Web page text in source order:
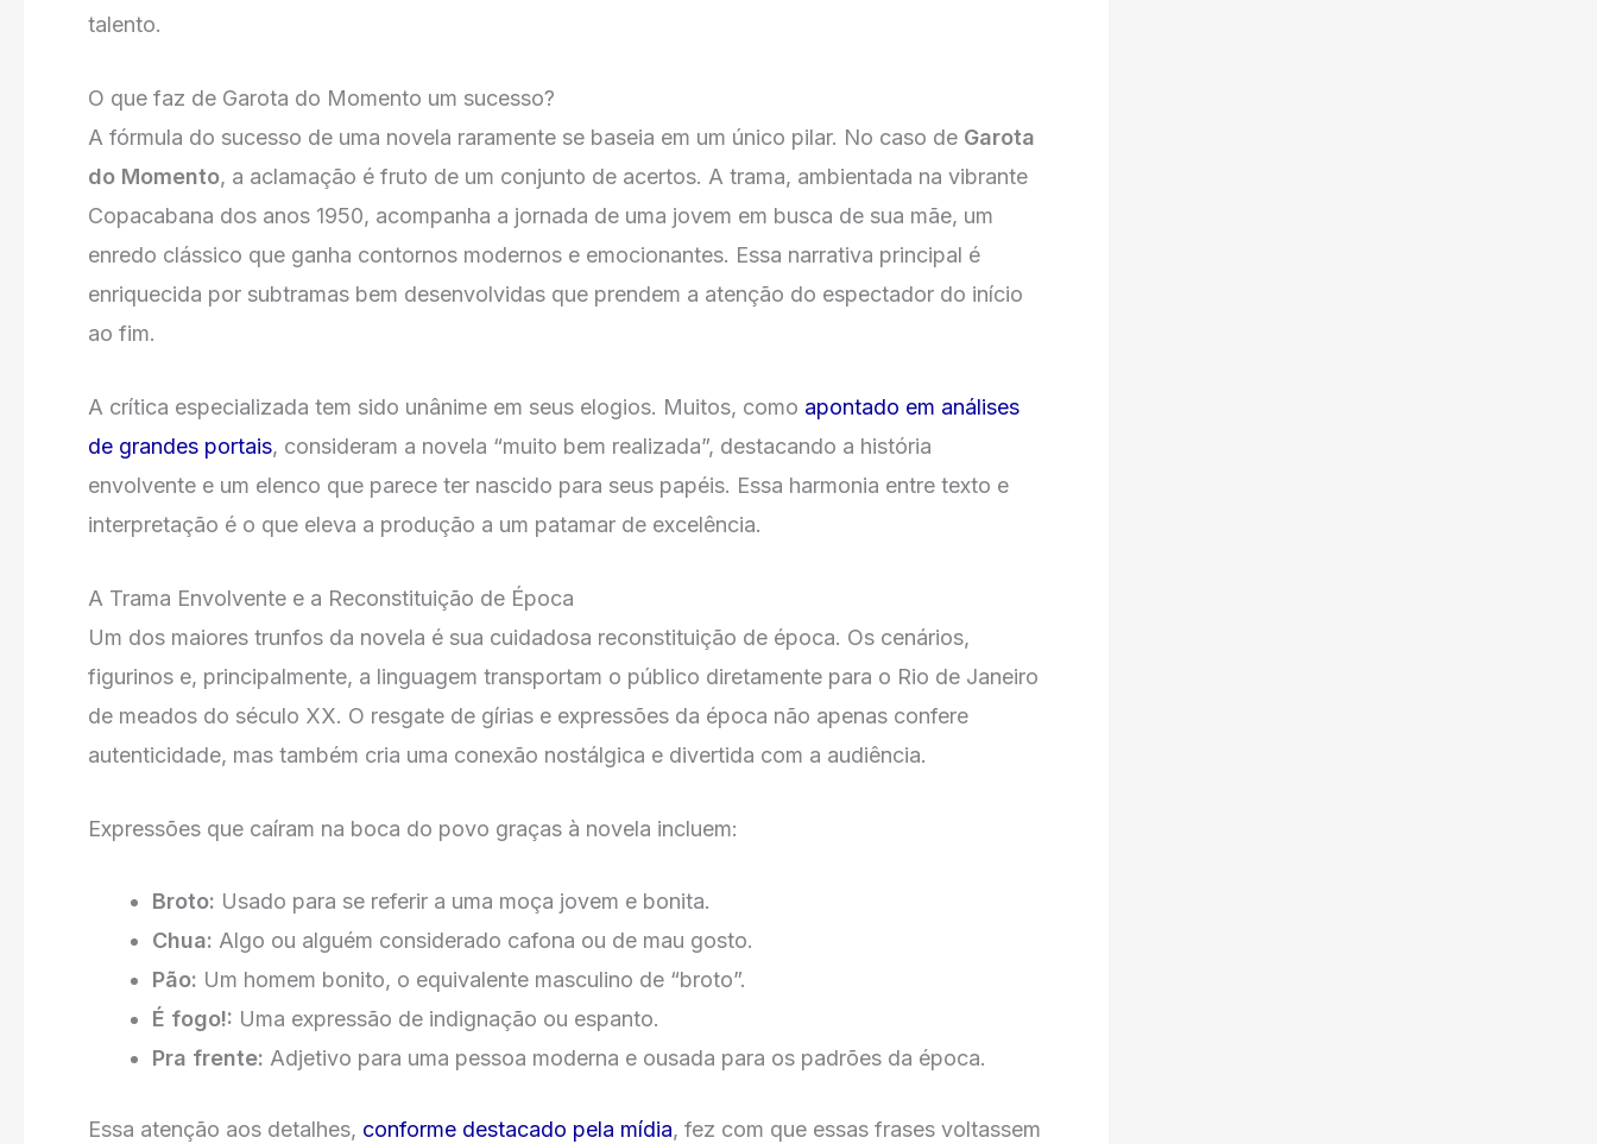
talento.
O que faz de Garota do Momento um sucesso?
A fórmula do sucesso de uma novela raramente se baseia em um único pilar. No caso de Garota
do Momento, a aclamação é fruto de um conjunto de acertos. A trama, ambientada na vibrante
Copacabana dos anos 1950, acompanha a jornada de uma jovem em busca de sua mãe, um
enredo clássico que ganha contornos modernos e emocionantes. Essa narrativa principal é
enriquecida por subtramas bem desenvolvidas que prendem a atenção do espectador do início
ao fim.
A crítica especializada tem sido unânime em seus elogios. Muitos, como apontado em análises
de grandes portais, consideram a novela “muito bem realizada”, destacando a história
envolvente e um elenco que parece ter nascido para seus papéis. Essa harmonia entre texto e
interpretação é o que eleva a produção a um patamar de excelência.
A Trama Envolvente e a Reconstituição de Época
Um dos maiores trunfos da novela é sua cuidadosa reconstituição de época. Os cenários,
figurinos e, principalmente, a linguagem transportam o público diretamente para o Rio de Janeiro
de meados do século XX. O resgate de gírias e expressões da época não apenas confere
autenticidade, mas também cria uma conexão nostálgica e divertida com a audiência.
Expressões que caíram na boca do povo graças à novela incluem:
Broto: Usado para se referir a uma moça jovem e bonita.
Chua: Algo ou alguém considerado cafona ou de mau gosto.
Pão: Um homem bonito, o equivalente masculino de “broto”.
É fogo!: Uma expressão de indignação ou espanto.
Pra frente: Adjetivo para uma pessoa moderna e ousada para os padrões da época.
Essa atenção aos detalhes, conforme destacado pela mídia, fez com que essas frases voltassem